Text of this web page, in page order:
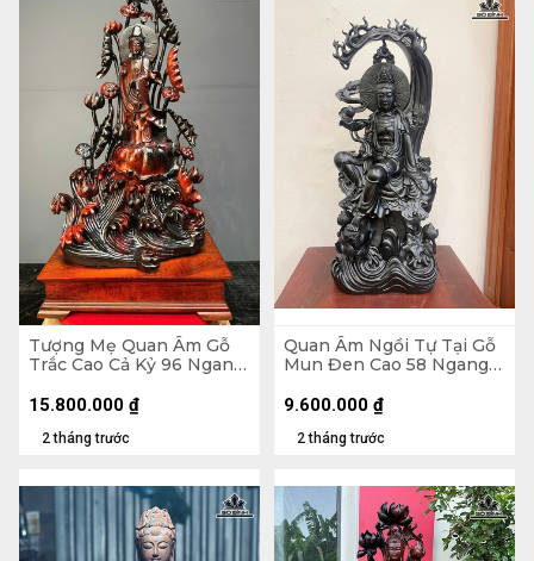
Tượng Mẹ Quan Âm Gỗ
Trắc Cao Cả Kỷ 96 Ngang
12
2 tháng trước
15.800.000 ₫
Quan Âm Ngồi Tự Tại Gỗ
Mun Đen Cao 58 Ngang
2 tháng trước
9.600.000 ₫